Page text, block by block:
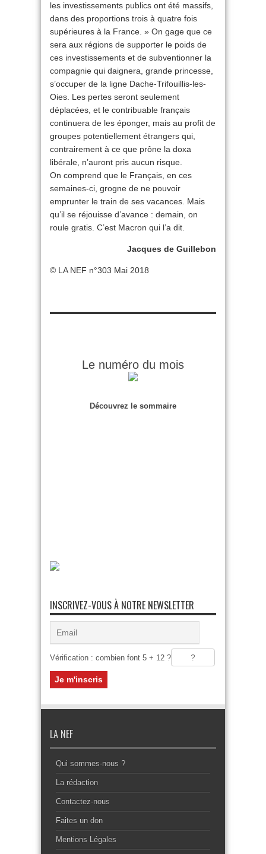
les investissements publics ont été massifs,
dans des proportions trois à quatre fois
supérieures à la France. » On gage que ce
sera aux régions de supporter le poids de
ces investissements et de subventionner la
compagnie qui daignera, grande princesse,
s’occuper de la ligne Dache-Trifouillis-les-
Oies. Les pertes seront seulement
déplacées, et le contribuable français
continuera de les éponger, mais au profit de
groupes potentiellement étrangers qui,
contrairement à ce que prône la doxa
libérale, n’auront pris aucun risque.
On comprend que le Français, en ces
semaines-ci, grogne de ne pouvoir
emprunter le train de ses vacances. Mais
qu’il se réjouisse d’avance : demain, on
roule gratis. C’est Macron qui l’a dit.
Jacques de Guillebon
© LA NEF n°303 Mai 2018
Le numéro du mois
Découvrez le sommaire
INSCRIVEZ-VOUS À NOTRE NEWSLETTER
Vérification : combien font 5 + 12 ?
LA NEF
Qui sommes-nous ?
La rédaction
Contactez-nous
Faites un don
Mentions Légales